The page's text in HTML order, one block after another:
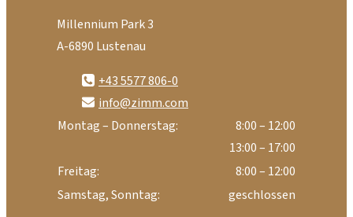
Millennium Park 3
A-6890 Lustenau
+43 5577 806-0
info@zimm.com
Montag – Donnerstag:
8:00 – 12:00
13:00 – 17:00
Freitag:
8:00 – 12:00
Samstag, Sonntag:
geschlossen